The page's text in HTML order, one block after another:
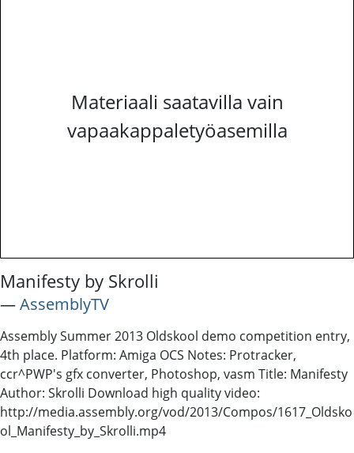
Materiaali saatavilla vain
vapaakappaletyöasemilla
Manifesty by Skrolli
―AssemblyTV
Assembly Summer 2013 Oldskool demo competition entry,
4th place. Platform: Amiga OCS Notes: Protracker,
ccr^PWP's gfx converter, Photoshop, vasm Title: Manifesty
Author: Skrolli Download high quality video:
http://media.assembly.org/vod/2013/Compos/1617_Oldsko
ol_Manifesty_by_Skrolli.mp4